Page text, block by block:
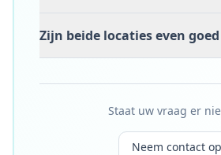
Zijn beide locaties even
Staat uw vraag er
Neem contact op